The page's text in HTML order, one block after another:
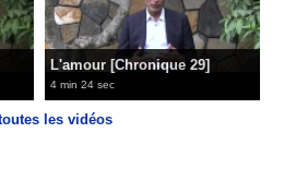
L'amour [Chronique 29]
4 min 24 sec
les vidéos